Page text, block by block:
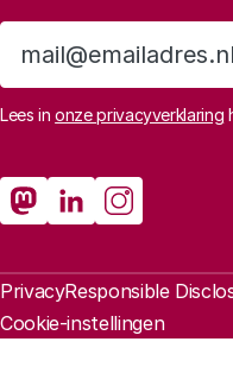
Lees inonze privacyverklaring
Sociale media
Rathenau Mastodon
RathenauRathenau
Juridische
PrivacyResponsible
Cookie-instellingen